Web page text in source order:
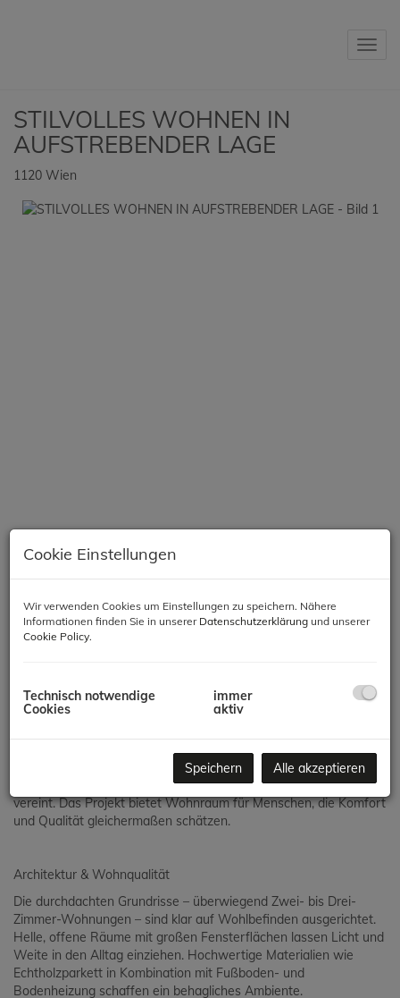
STILVOLLES WOHNEN IN
AUFSTREBENDER LAGE
1120 Wien
Beschreibung
Nachhaltigkeit
In einer der gefragtesten Lagen des 12. Bezirks entsteht ein
hochwertiges Neubauprojekt mit 66 Wohnungen, das modernes
Wohnen, zeitgemäße Architektur und nachhaltige Bauweise
vereint. Das Projekt bietet Wohnraum für Menschen, die Komfort
und Qualität gleichermaßen schätzen.
Architektur & Wohnqualität
Die durchdachten Grundrisse – überwiegend Zwei- bis Drei-
Zimmer-Wohnungen – sind klar auf Wohlbefinden ausgerichtet.
Helle, offene Räume mit großen Fensterflächen lassen Licht und
Weite in den Alltag einziehen. Hochwertige Materialien wie
Echtholzparkett in Kombination mit Fußboden- und
Bodenheizung schaffen ein behagliches Ambiente.
Cookie Einstellungen
Wir verwenden Cookies um Einstellungen zu speichern. Nähere
Informationen finden Sie in unserer Datenschutzerklärung und unserer
Cookie Policy.
Technisch notwendige
Cookies
immer
aktiv
Speichern Alle akzeptieren